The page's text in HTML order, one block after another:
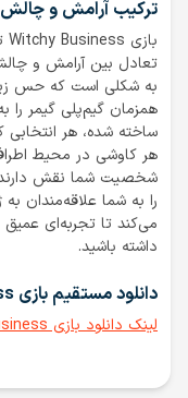
ترکیب آرامش و
بازی Witchy Business تجربه‌ای از
تعادل بین آرامش و
به شکلی است که حس
همزمان گیم‌پلی گیمر را
ساخته شده، هر
هر کاوشی در محیط
را به شما علاقه‌مندان
می‌کند تا تجربه‌ای
داشته باشید.
دانلود مستقیم بازی Witchy Business
لینک دانلود بازی Witchy Business برای کامپیوتر